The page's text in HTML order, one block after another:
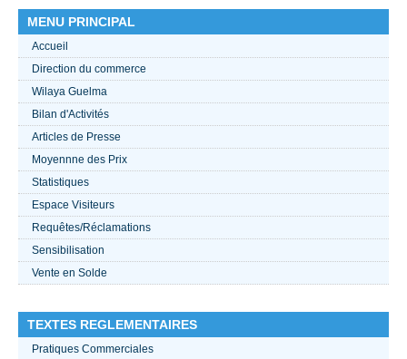
CONTACT
TEXTES 2021
ACTUALITÉS 2021
????
MENU PRINCIPAL
Accueil
Direction du commerce
Wilaya Guelma
Bilan d'Activités
Articles de Presse
Moyennne des Prix
Statistiques
Espace Visiteurs
Requêtes/Réclamations
Sensibilisation
Vente en Solde
TEXTES REGLEMENTAIRES
Pratiques Commerciales